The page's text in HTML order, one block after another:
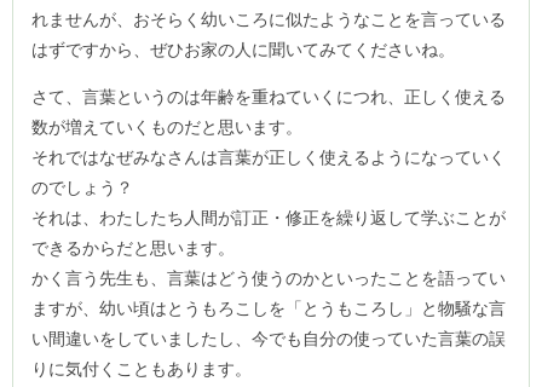
れませんが、おそらく幼いころに似たようなことを言っている
はずですから、ぜひお家の人に聞いてみてくださいね。
さて、言葉というのは年齢を重ねていくにつれ、正しく使える
数が増えていくものだと思います。
それではなぜみなさんは言葉が正しく使えるようになっていく
のでしょう？
それは、わたしたち人間が訂正・修正を繰り返して学ぶことが
できるからだと思います。
かく言う先生も、言葉はどう使うのかといったことを語ってい
ますが、幼い頃はとうもろこしを「とうもころし」と物騒な言
い間違いをしていましたし、今でも自分の使っていた言葉の誤
りに気付くこともあります。